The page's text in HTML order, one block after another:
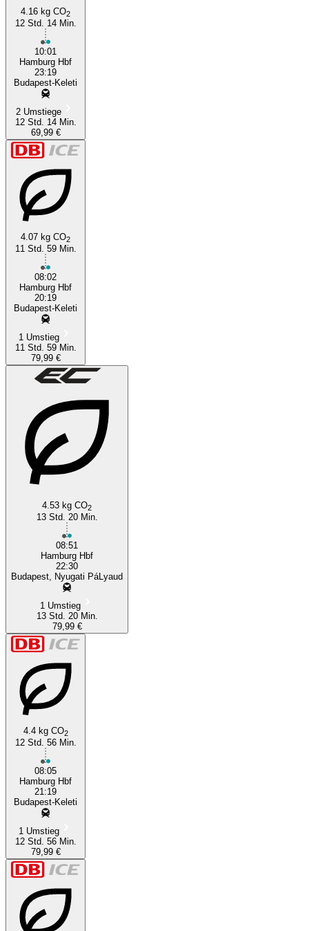
4.16 kg CO2
12 Std. 14 Min.
10:01
Hamburg Hbf
23:19
Budapest-Keleti
2 Umstiege
12 Std. 14 Min.
69,99 €
4.07 kg CO2
11 Std. 59 Min.
08:02
Hamburg Hbf
20:19
Budapest-Keleti
1 Umstieg
11 Std. 59 Min.
79,99 €
4.53 kg CO2
13 Std. 20 Min.
08:51
Hamburg Hbf
22:30
Budapest, Nyugati PáLyaud
1 Umstieg
13 Std. 20 Min.
79,99 €
4.4 kg CO2
12 Std. 56 Min.
08:05
Hamburg Hbf
21:19
Budapest-Keleti
1 Umstieg
12 Std. 56 Min.
79,99 €